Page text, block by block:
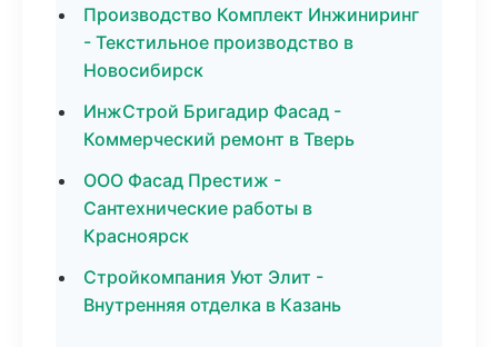
Производство Комплект Инжиниринг
- Текстильное производство в
Новосибирск
ИнжСтрой Бригадир Фасад -
Коммерческий ремонт в Тверь
ООО Фасад Престиж -
Сантехнические работы в
Красноярск
Стройкомпания Уют Элит -
Внутренняя отделка в Казань